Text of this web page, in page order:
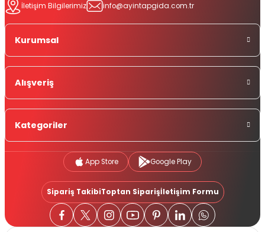
İletişim Bilgilerimiz info@ayintapgida.com.tr
Kurumsal
Alışveriş
Kategoriler
App Store Google Play
Sipariş TakibiToptan Siparişİletişim Formu